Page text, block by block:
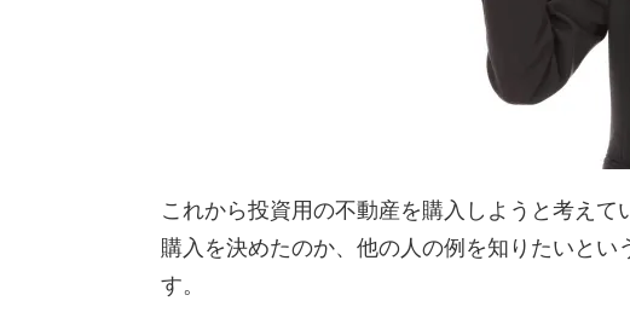
これから投資用の不動産を購入しようと考え
購入を決めたのか、他の人の例を知りたいとい
す。